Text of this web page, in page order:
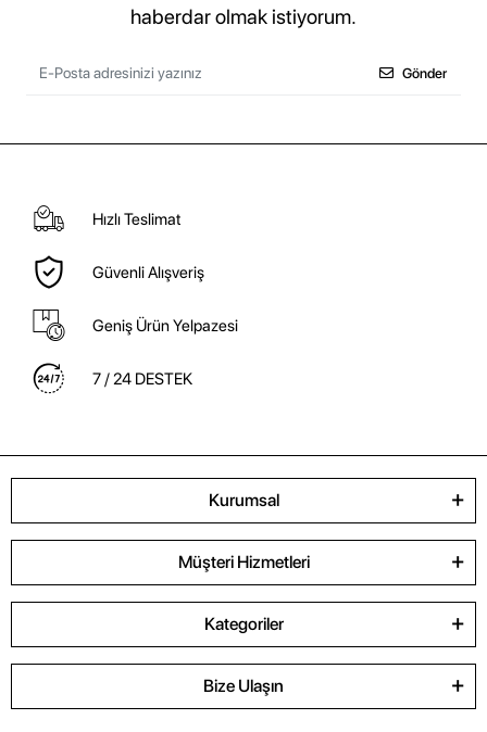
haberdar olmak istiyorum.
Gönder
Hızlı Teslimat
Güvenli Alışveriş
Geniş Ürün Yelpazesi
7 / 24 DESTEK
Kurumsal
Müşteri Hizmetleri
Kategoriler
Bize Ulaşın